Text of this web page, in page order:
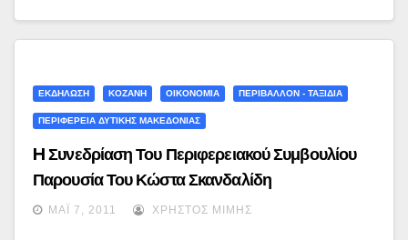
ΕΚΔΗΛΩΣΗ ΚΟΖΑΝΗ ΟΙΚΟΝΟΜΙΑ ΠΕΡΙΒΑΛΛΟΝ - ΤΑΞΙΔΙΑ
ΠΕΡΙΦΕΡΕΙΑ ΔΥΤΙΚΗΣ ΜΑΚΕΔΟΝΙΑΣ
H Συνεδρίαση Του Περιφερειακού Συμβουλίου
Παρουσία Του Κώστα Σκανδαλίδη
ΜΆΙ 7, 2011 ΧΡΉΣΤΟΣ ΜΊΜΗΣ